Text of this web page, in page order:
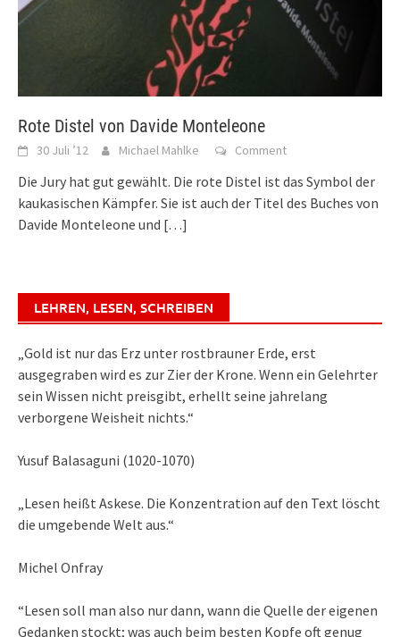
Rote Distel von Davide Monteleone
30 Juli ’12 Michael Mahlke Comment
Die Jury hat gut gewählt. Die rote Distel ist das Symbol der
kaukasischen Kämpfer. Sie ist auch der Titel des Buches von
Davide Monteleone und […]
LEHREN, LESEN, SCHREIBEN
„Gold ist nur das Erz unter rostbrauner Erde, erst
ausgegraben wird es zur Zier der Krone. Wenn ein Gelehrter
sein Wissen nicht preisgibt, erhellt seine jahrelang
verborgene Weisheit nichts.“
Yusuf Balasaguni (1020-1070)
„Lesen heißt Askese. Die Konzentration auf den Text löscht
die umgebende Welt aus.“
Michel Onfray
“Lesen soll man also nur dann, wann die Quelle der eigenen
Gedanken stockt; was auch beim besten Kopfe oft genug